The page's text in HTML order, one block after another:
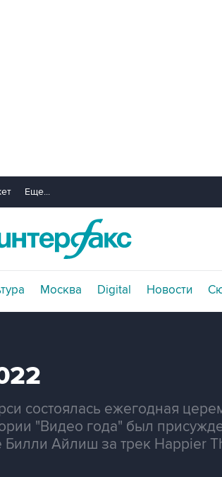
Еще...
Москва Digital Новости
состоялась ежегодная
"Видео года" был
Айлиш за трек Happier